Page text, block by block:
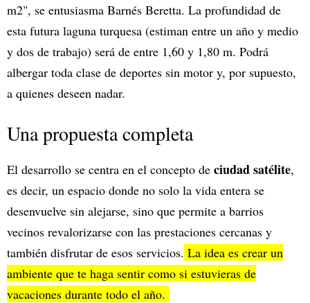
m2", se entusiasma Barnés Beretta. La profundidad de
esta futura laguna turquesa (estiman entre un año y medio
y dos de trabajo) será de entre 1,60 y 1,80 m. Podrá
albergar toda clase de deportes sin motor y, por supuesto,
a quienes deseen nadar.
Una propuesta completa
El desarrollo se centra en el concepto de ciudad satélite,
es decir, un espacio donde no solo la vida entera se
desenvuelve sin alejarse, sino que permite a barrios
vecinos revalorizarse con las prestaciones cercanas y
también disfrutar de esos servicios. La idea es crear un
ambiente que te haga sentir como si estuvieras de
vacaciones durante todo el año.